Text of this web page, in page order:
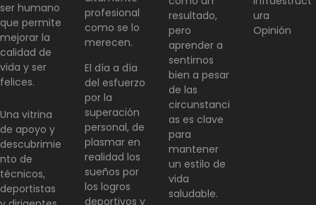
ser humano
que permite
mejorar la
calidad de
vida y ser
felices.
Una vitrina
de apoyo y
descubrimie
nto de
técnicos,
deportistas
profesional
como se lo
merecen.
El día a día
del esfuerzo
por la
superación
personal, de
plasmar en
realidad los
sueños por
los logros
deportivos y
resultado,
pero
aprender a
sentirnos
bien a pesar
de las
circunstanci
as es clave
para
mantener
un estilo de
vida
saludable.
ura
Opinión